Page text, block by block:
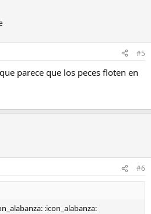
#5
parece que los peces floten en
#6
:icon_alabanza: